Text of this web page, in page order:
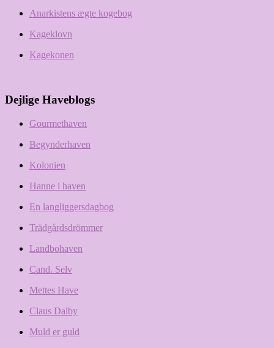
Anarkistens ægte kogebog
Kageklovn
Kagekonen
Dejlige Haveblogs
Gourmethaven
Begynderhaven
Kolonien
Hanne i haven
En langliggersdagbog
Trädgårdsdrömmer
Landbohaven
Cand. Selv
Mettes Have
Claus Dalby
Muld er guld